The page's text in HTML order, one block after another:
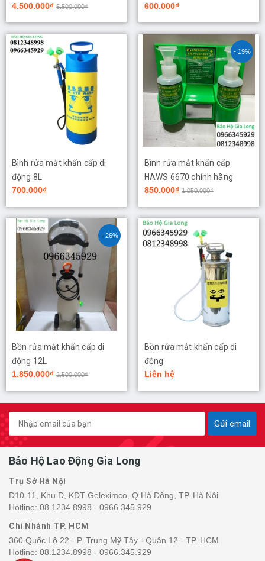
4.500.000₫ 5.500.000₫
600.000₫
Bình rửa mắt khẩn cấp di
động 8L
700.000₫
- 19%
Bình rửa mắt khẩn cấp
HAWS 6670 chính hãng
850.000₫ 1.050.000₫
- 26%
Bồn rửa mắt khẩn cấp di
động 12L
1.850.000₫ 2.500.000₫
Bồn rửa mắt khẩn cấp di
động
Liên hệ
Gửi email
Bảo Hộ Lao Động Gia Long
Trụ Sở Hà Nội
D10-11, Khu D, KĐT Geleximco, Q.Hà Đông, TP. Hà Nội
Hotline: 08.1234.8998 - 0966.345.929
Chi Nhánh TP. HCM
360 Quốc Lộ 22 - P. Trung Mỹ Tây - Quận 12 - TP. HCM
Hotline: 08.1234.8998 - 0966.345.929